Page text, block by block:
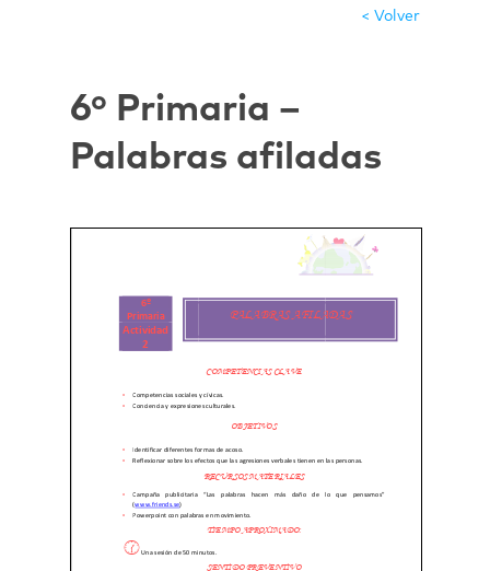
< Volver
6º Primaria –
Palabras afiladas